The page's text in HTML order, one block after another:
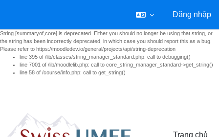
String [summaryof,core] is deprecated. Either you should no longer be using that string, or
the string has been incorrectly deprecated, in which case you should report this as a bug.
Please refer to https://moodledev.io/general/projects/api/string-deprecation
line 395 of /lib/classes/string_manager_standard.php: call to debugging()
line 7001 of /lib/moodlelib.php: call to core_string_manager_standard->get_string()
line 58 of /course/info.php: call to get_string()
Đăng nhập
Trang chủ